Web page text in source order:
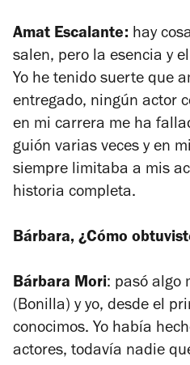
Amat Escalante: hay
salen, pero la esencia y
Yo he tenido suerte que
entregado, ningún actor
en mi carrera me ha
guión varias veces y en
siempre limitaba a mis
historia completa.
Bárbara, ¿Cómo
Bárbara Mori: pasó algo
(Bonilla) y yo, desde el
conocimos. Yo había
actores, todavía nadie